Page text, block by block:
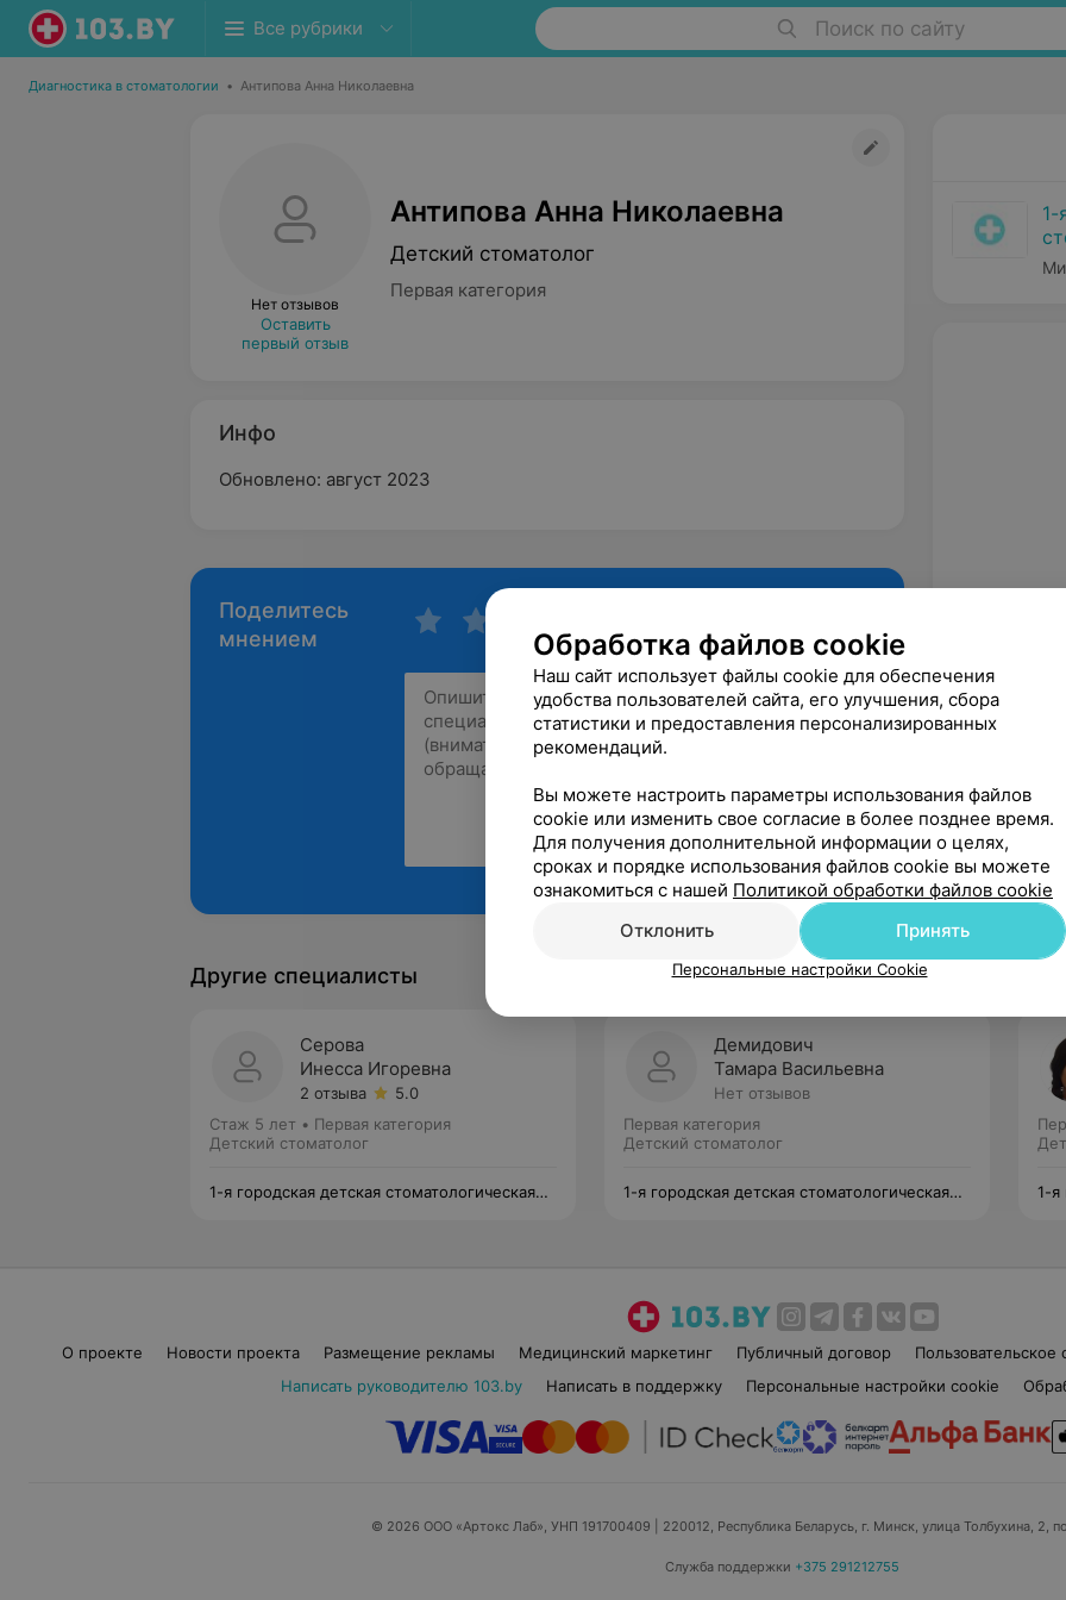
Все рубрики Поиск по сайту
Диагностика в стоматологии • Антипова Анна Николаевна
Нет отзывов
Оставить
первый отзыв
Антипова Анна Николаевна
Детский стоматолог
Первая категория
Инфо
Обновлено: август 2023
Поделитесь
мнением
Рекомендую
1-
Другие специалисты
Серова
Инесса Игоревна
2 отзыва
5.0
Стаж 5 лет • Первая категория
Детский стоматолог
1-я городская детская стоматологическая
Демидович
Тамара Васильевна
Нет отзывов
Первая категория
Детский стоматолог
1-я городская детская стоматологическая
1-я
О проекте Новости проекта Размещение рекламы Медицинский маркетинг Публичный договор Пользовательское
Написать руководителю 103.by
Написать в поддержку Персональные настройки cookie
© 2026 ООО «Артокс Лаб», УНП 191700409 | 220012, Республика Беларусь, г. Минск, улица Толбухина, 2,
Служба поддержки +375 291212755
Обработка файлов cookie
Наш сайт использует файлы cookie для обеспечения
удобства пользователей сайта, его улучшения, сбора
статистики и предоставления персонализированных
рекомендаций.
Вы можете настроить параметры использования файлов
cookie или изменить свое согласие в более позднее время.
Для получения дополнительной информации о целях,
сроках и порядке использования файлов cookie вы можете
ознакомиться с нашей Политикой обработки файлов cookie
Отклонить
Принять
Персональные настройки Cookie